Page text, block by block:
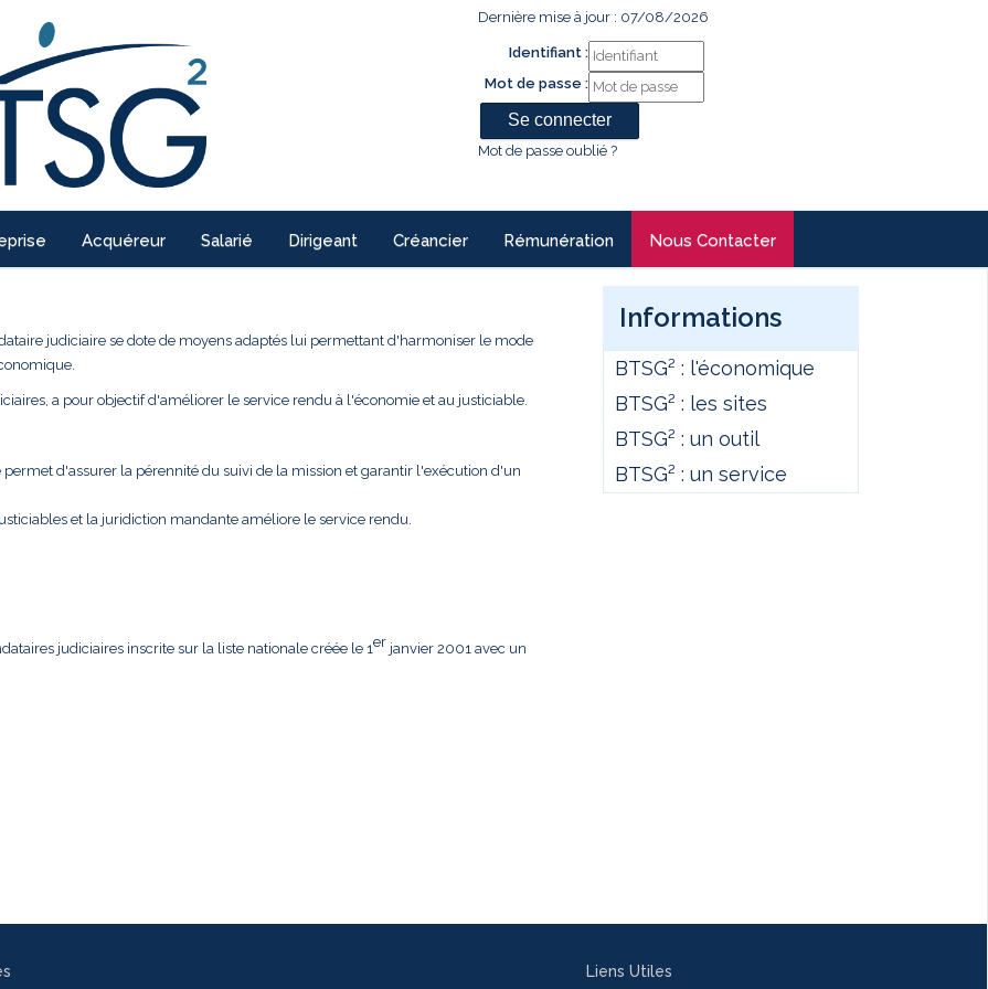
Dernière mise à jour : 07/08/2026
Identifiant :
Mot de passe :
Mot de passe oublié ?
Acquéreur Salarié Dirigeant Créancier Rémunération Nous Contacter
judiciaire se dote de moyens adaptés lui permettant d'harmoniser le mode
a pour objectif d'améliorer le service rendu à l'économie et au justiciable.
d'assurer la pérennité du suivi de la mission et garantir l'exécution d'un
et la juridiction mandante améliore le service rendu.
judiciaires inscrite sur la liste nationale créée le 1er janvier 2001 avec un
Informations
BTSG² : l'économique
BTSG² : les sites
BTSG² : un outil
BTSG² : un service
Liens Utiles